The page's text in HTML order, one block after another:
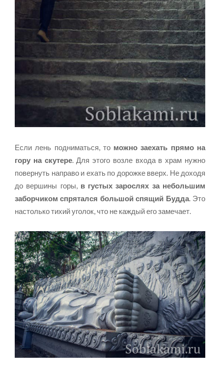
Если лень подниматься, то можно заехать прямо на
гору на скутере. Для этого возле входа в храм нужно
повернуть направо и ехать по дорожке вверх. Не доходя
до вершины горы, в густых зарослях за небольшим
заборчиком спрятался большой спящий Будда. Это
настолько тихий уголок, что не каждый его замечает.